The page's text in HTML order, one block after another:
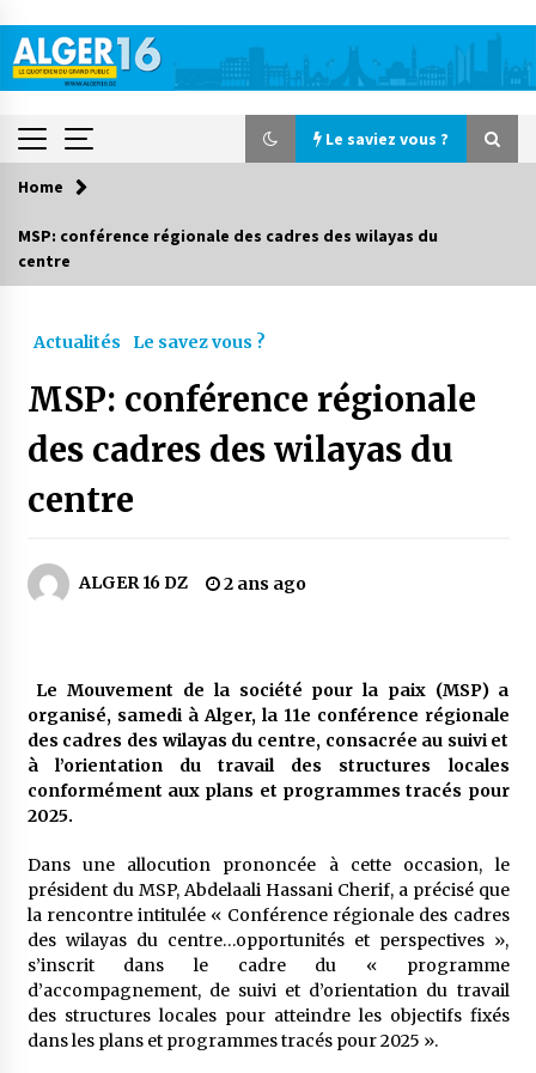
content
Le saviez vous ?
Le saviez vous ?
Début des camps d’été pour un deuxième
groupe d’enfants autistes
La Gendarmerie nationale lance ses comptes
officiels sur les réseaux sociaux
2 semaines ago
2 semaines ago
En service à partir du 1er août prochain :
Lancement de la plateforme numérique dédiée
à l’importation
2 semaines ago
Affaires religieuses : Ouverture des
Home
MSP: conférence régionale des cadres des wilayas du
centre
Actualités Le savez vous ?
MSP: conférence régionale
des cadres des wilayas du
centre
ALGER 16 DZ 2 ans ago
Le Mouvement de la société pour la paix (MSP) a
organisé, samedi à Alger, la 11e conférence régionale
des cadres des wilayas du centre, consacrée au suivi et
à l’orientation du travail des structures locales
conformément aux plans et programmes tracés pour
2025.
Dans une allocution prononcée à cette occasion, le
président du MSP, Abdelaali Hassani Cherif, a précisé que
la rencontre intitulée « Conférence régionale des cadres
des wilayas du centre…opportunités et perspectives »,
s’inscrit dans le cadre du « programme
d’accompagnement, de suivi et d’orientation du travail
des structures locales pour atteindre les objectifs fixés
dans les plans et programmes tracés pour 2025 ».